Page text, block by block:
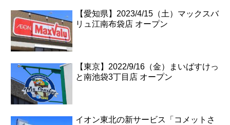
【愛知県】2023/4/15（土）マックスバ
リュ江南布袋店 オープン
【東京】2022/9/16（金）まいばすけっ
と南池袋3丁目店 オープン
イオン東北の新サービス「コメットさ